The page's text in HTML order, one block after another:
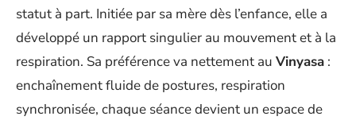
statut à part. Initiée par sa mère dès l’enfance, elle a
développé un rapport singulier au mouvement et à la
respiration. Sa préférence va nettement au Vinyasa :
enchaînement fluide de postures, respiration
synchronisée, chaque séance devient un espace de